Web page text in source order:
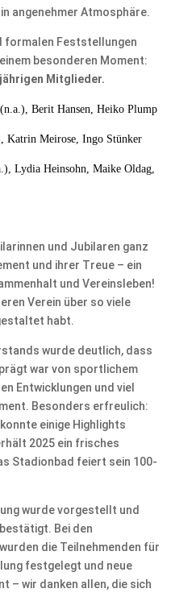
angenehmer Atmosphäre.
formalen Feststellungen
besonderen Moment:
Mitglieder.
Berit Hansen, Heiko Plump
Katrin Meirose, Ingo Stünker
Lydia Heinsohn, Maike Oldag,
und Jubilaren ganz
und ihrer Treue – ein
und Vereinsleben!
Verein über so viele
habt.
wurde deutlich, dass
war von sportlichem
Entwicklungen und viel
Besonders erfreulich:
einige Highlights
2025 ein frisches
Stadionbad feiert sein 100-
wurde vorgestellt und
Bei den
die Teilnehmenden für
festgelegt und neue
– wir danken allen, die sich